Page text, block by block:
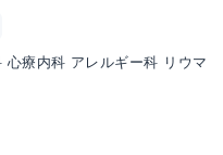
療内科 アレルギー科 リウマ